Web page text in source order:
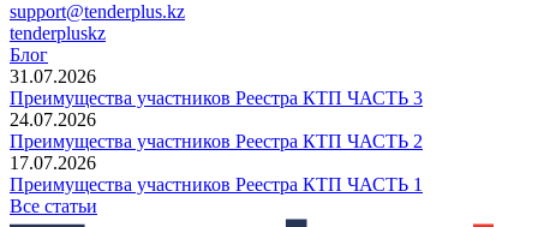
support@tenderplus.kz
tenderpluskz
Блог
31.07.2026
Преимущества участников Реестра КТП ЧАСТЬ 3
24.07.2026
Преимущества участников Реестра КТП ЧАСТЬ 2
17.07.2026
Преимущества участников Реестра КТП ЧАСТЬ 1
Все статьи